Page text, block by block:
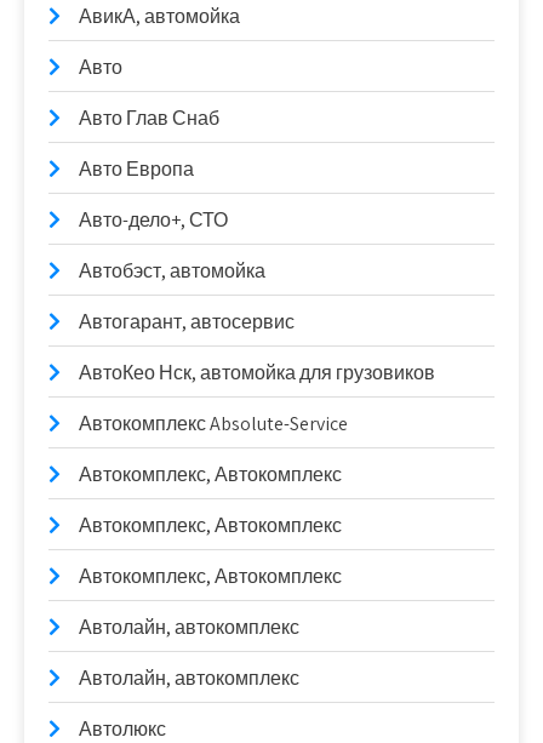
АвикА, автомойка
Авто
Авто Глав Снаб
Авто Европа
Авто-дело+, СТО
Автобэст, автомойка
Автогарант, автосервис
АвтоКео Нск, автомойка для грузовиков
Автокомплекс Absolute-Service
Автокомплекс, Автокомплекс
Автокомплекс, Автокомплекс
Автокомплекс, Автокомплекс
Автолайн, автокомплекс
Автолайн, автокомплекс
Автолюкс